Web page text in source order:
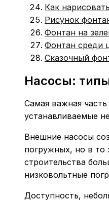
Как
Рисунок
Фонтан на
Фонтан среди
Сказочный
Насосы:
Самая важная
устанавливаемые
Внешние насосы
погружных, но в то
строительства
низковольтные
Доступность,